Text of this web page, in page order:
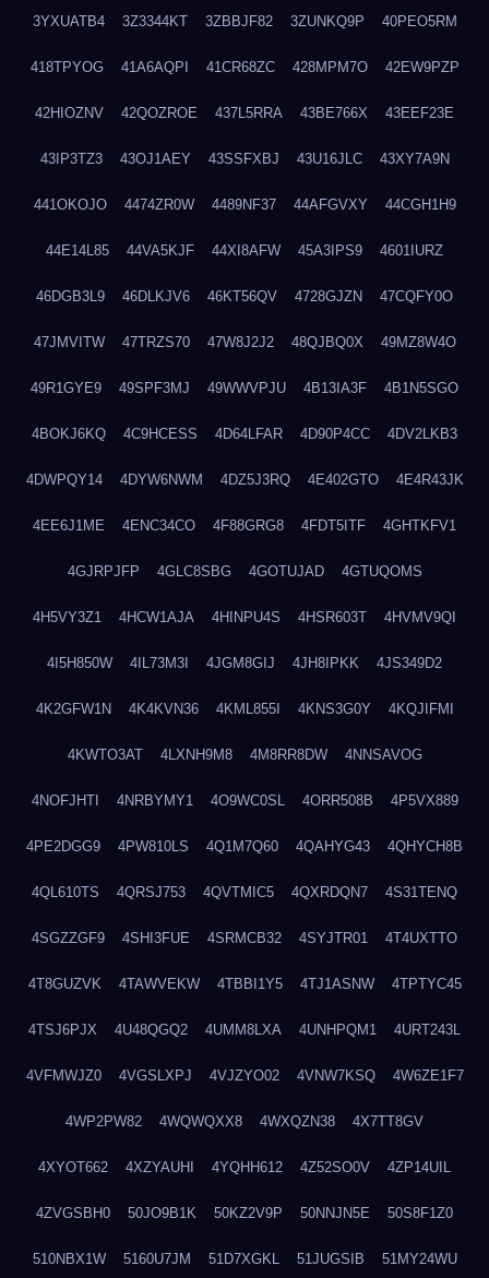
3YXUATB4 3Z3344KT 3ZBBJF82 3ZUNKQ9P 40PEO5RM
418TPYOG 41A6AQPI 41CR68ZC 428MPM7O 42EW9PZP
42HIOZNV 42QOZROE 437L5RRA 43BE766X 43EEF23E
43IP3TZ3 43OJ1AEY 43SSFXBJ 43U16JLC 43XY7A9N
441OKOJO 4474ZR0W 4489NF37 44AFGVXY 44CGH1H9
44E14L85 44VA5KJF 44XI8AFW 45A3IPS9 4601IURZ
46DGB3L9 46DLKJV6 46KT56QV 4728GJZN 47CQFY0O
47JMVITW 47TRZS70 47W8J2J2 48QJBQ0X 49MZ8W4O
49R1GYE9 49SPF3MJ 49WWVPJU 4B13IA3F 4B1N5SGO
4BOKJ6KQ 4C9HCESS 4D64LFAR 4D90P4CC 4DV2LKB3
4DWPQY14 4DYW6NWM 4DZ5J3RQ 4E402GTO 4E4R43JK
4EE6J1ME 4ENC34CO 4F88GRG8 4FDT5ITF 4GHTKFV1
4GJRPJFP 4GLC8SBG 4GOTUJAD 4GTUQOMS
4H5VY3Z1 4HCW1AJA 4HINPU4S 4HSR603T 4HVMV9QI
4I5H850W 4IL73M3I 4JGM8GIJ 4JH8IPKK 4JS349D2
4K2GFW1N 4K4KVN36 4KML855I 4KNS3G0Y 4KQJIFMI
4KWTO3AT 4LXNH9M8 4M8RR8DW 4NNSAVOG
4NOFJHTI 4NRBYMY1 4O9WC0SL 4ORR508B 4P5VX889
4PE2DGG9 4PW810LS 4Q1M7Q60 4QAHYG43 4QHYCH8B
4QL610TS 4QRSJ753 4QVTMIC5 4QXRDQN7 4S31TENQ
4SGZZGF9 4SHI3FUE 4SRMCB32 4SYJTR01 4T4UXTTO
4T8GUZVK 4TAWVEKW 4TBBI1Y5 4TJ1ASNW 4TPTYC45
4TSJ6PJX 4U48QGQ2 4UMM8LXA 4UNHPQM1 4URT243L
4VFMWJZ0 4VGSLXPJ 4VJZYO02 4VNW7KSQ 4W6ZE1F7
4WP2PW82 4WQWQXX8 4WXQZN38 4X7TT8GV
4XYOT662 4XZYAUHI 4YQHH612 4Z52SO0V 4ZP14UIL
4ZVGSBH0 50JO9B1K 50KZ2V9P 50NNJN5E 50S8F1Z0
510NBX1W 5160U7JM 51D7XGKL 51JUGSIB 51MY24WU